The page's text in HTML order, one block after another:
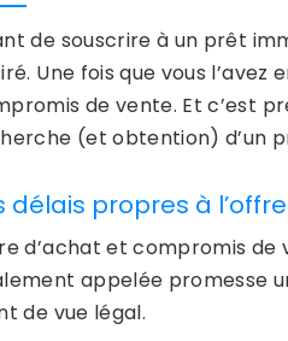
de souscrire à un prêt
Une fois que vous
de vente. Et c’est
(et obtention) d’un
délais propres à
d’achat et compromis de
appelée promesse
de vue légal.